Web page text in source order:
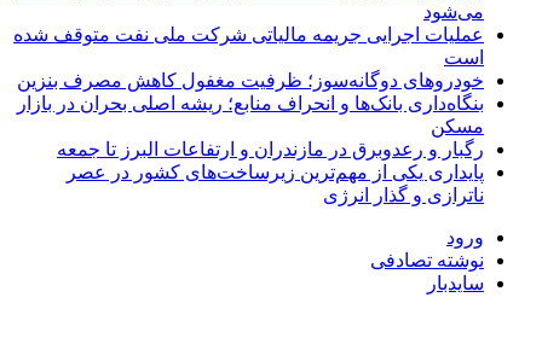
می‌شود
عملیات اجرایی جریمه مالیاتی شرکت ملی نفت متوقف شده
است
خودروهای دوگانه‌سوز؛ ظرفیت مغفول کاهش مصرف بنزین
بنگاه‌داری بانک‌ها و انحراف منابع؛ ریشه اصلی بحران در بازار
مسکن
رگبار و رعدوبرق در مازندران و ارتفاعات البرز تا جمعه
پایداری یکی از مهم‌ترین زیرساخت‌های کشور در عصر
ناترازی و گذار انرژی
ورود
نوشته تصادفی
سایدبار